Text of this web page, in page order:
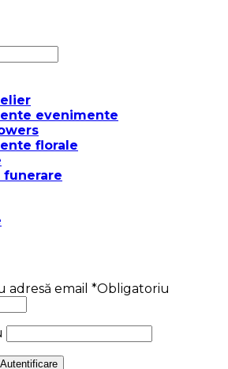
evenimente
florale
funerare
adresă email *Obligatoriu
Autentificare